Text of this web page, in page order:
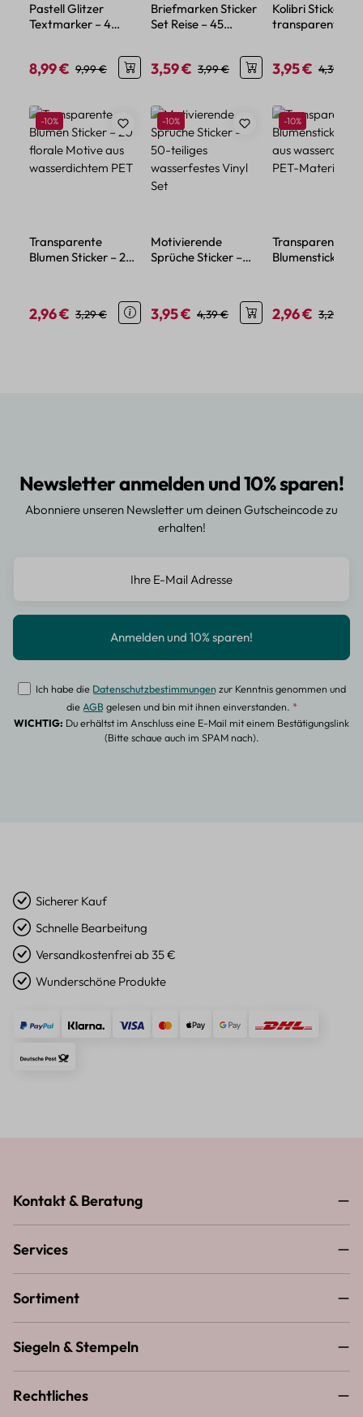
Pastell Glitzer
Textmarker – 4
Verkaufspreis:
8,99 € Regulärer Preis:
9,99 €
Briefmarken Sticker
Set Reise – 45
Verkaufspreis:
3,59 € Regulärer Preis:
3,99 €
Kolibri Sticker
transparent – 50
Verkaufspreis:
3,95 € 4,39 €
Produktgalerie überspringen
Rabatt
-10%
Transparente
Blumen Sticker – 20
Verkaufspreis:
2,96 € Regulärer Preis:
3,29 €
Rabatt
-10%
Motivierende
Sprüche Sticker –
Verkaufspreis:
3,95 € Regulärer Preis:
4,39 €
Rabatt
-10%
Transparente
Blumensticker –
Verkaufspreis:
2,96 € 3,29 €
Newsletter anmelden und 10% sparen!
Abonniere unseren Newsletter um deinen Gutscheincode zu
erhalten!
Ich habe die Datenschutzbestimmungenzur Kenntnis genommen und
dieAGBgelesen und bin mit ihnen einverstanden. *
WICHTIG: Du erhältst im Anschluss eine E-Mail mit einem Bestätigungslink
(Bitte schaue auch im SPAM nach).
Sicherer Kauf
Schnelle Bearbeitung
Versandkostenfrei ab 35 €
Wunderschöne Produkte
Kontakt & Beratung
Services
Sortiment
Siegeln & Stempeln
Rechtliches